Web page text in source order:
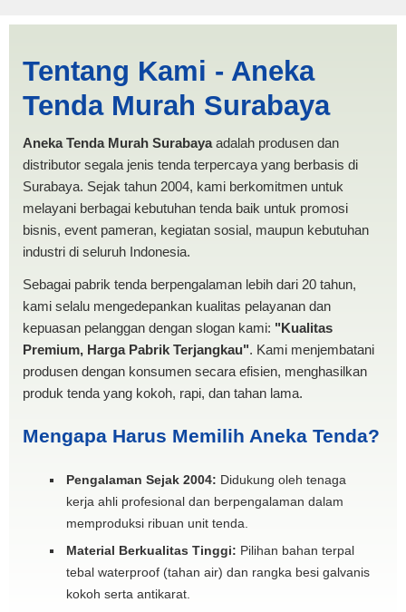
Kendari | PRODUKSI ANEKA
TENDA MURAH
Tentang Kami - Aneka
Tenda Murah Surabaya
Aneka Tenda Murah Surabayaadalah produsen dan
distributor segala jenis tenda terpercaya yang berbasis di
Surabaya. Sejak tahun 2004, kami berkomitmen untuk
melayani berbagai kebutuhan tenda baik untuk promosi
bisnis, event pameran, kegiatan sosial, maupun kebutuhan
industri di seluruh Indonesia.
Sebagai pabrik tenda berpengalaman lebih dari 20 tahun,
kami selalu mengedepankan kualitas pelayanan dan
kepuasan pelanggan dengan slogan kami: "Kualitas
Premium, Harga Pabrik Terjangkau". Kami menjembatani
produsen dengan konsumen secara efisien, menghasilkan
produk tenda yang kokoh, rapi, dan tahan lama.
Mengapa Harus Memilih Aneka Tenda?
Pengalaman Sejak 2004: Didukung oleh tenaga
kerja ahli profesional dan berpengalaman dalam
memproduksi ribuan unit tenda.
Material Berkualitas Tinggi: Pilihan bahan terpal
tebal waterproof (tahan air) dan rangka besi galvanis
kokoh serta antikarat.